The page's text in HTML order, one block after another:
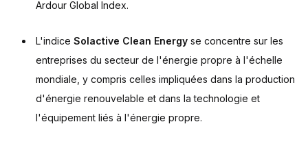
Ardour Global Index.
L'indice Solactive Clean Energy se concentre sur les
entreprises du secteur de l'énergie propre à l'échelle
mondiale, y compris celles impliquées dans la production
d'énergie renouvelable et dans la technologie et
l'équipement liés à l'énergie propre.